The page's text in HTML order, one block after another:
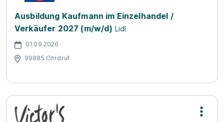
Ausbildung Kaufmann im Einzelhandel /
Verkäufer 2027 (m/w/d) Lidl
01.09.2026
99885 Ohrdruf